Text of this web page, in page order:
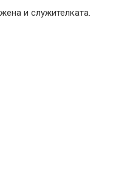
и служителката.